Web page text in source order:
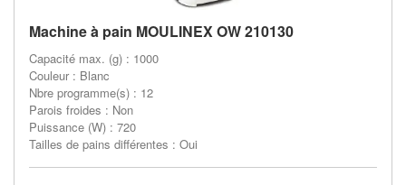
Machine à pain MOULINEX OW 210130
Capacité max. (g) : 1000
Couleur : Blanc
Nbre programme(s) : 12
Parois froides : Non
Puissance (W) : 720
Tailles de pains différentes : Oui